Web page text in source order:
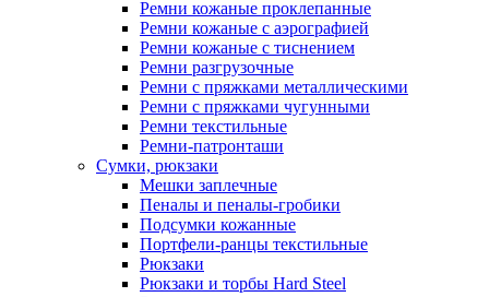
Ремни кожаные проклепанные
Ремни кожаные с аэрографией
Ремни кожаные с тиснением
Ремни разгрузочные
Ремни с пряжками металлическими
Ремни с пряжками чугунными
Ремни текстильные
Ремни-патронташи
Сумки, рюкзаки
Мешки заплечные
Пеналы и пеналы-гробики
Подсумки кожанные
Портфели-ранцы текстильные
Рюкзаки
Рюкзаки и торбы Hard Steel